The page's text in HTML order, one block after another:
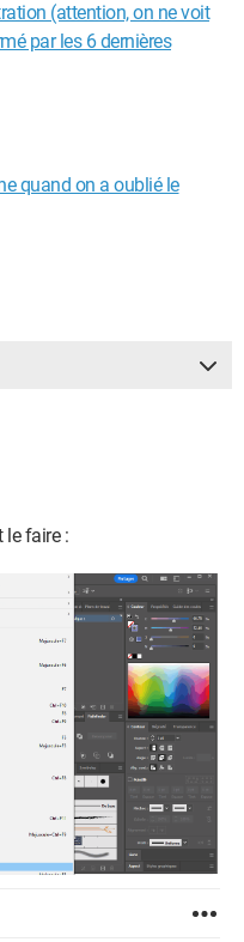
(attention, on ne voit
par les 6 dernières
quand on a oublié le
le faire :